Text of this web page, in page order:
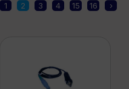
1 2 3 4 15 16 ›